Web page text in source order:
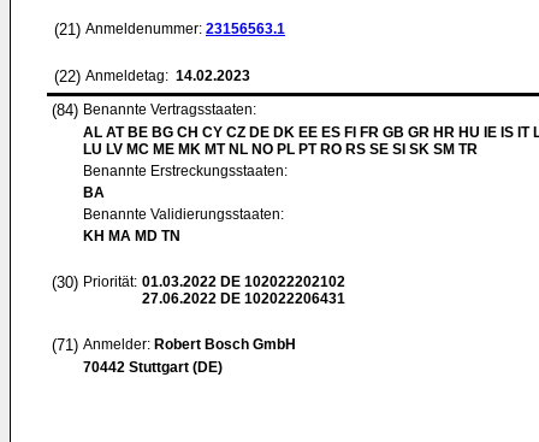
(21) Anmeldenummer: 23156563.1
(22) Anmeldetag: 14.02.2023
(84) Benannte Vertragsstaaten:
AL AT BE BG CH CY CZ DE DK EE ES FI FR GB GR HR HU IE IS IT
LU LV MC ME MK MT NL NO PL PT RO RS SE SI SK SM TR
Benannte Erstreckungsstaaten:
BA
Benannte Validierungsstaaten:
KH MA MD TN
(30) Priorität: 01.03.2022 DE 102022202102
27.06.2022 DE 102022206431
(71) Anmelder: Robert Bosch GmbH
70442 Stuttgart (DE)